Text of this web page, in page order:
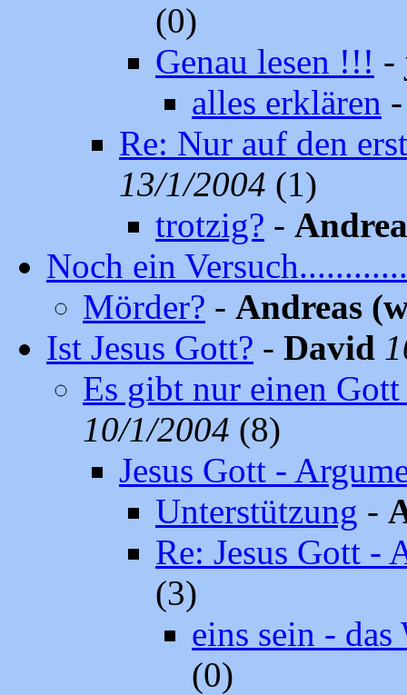
(0)
Genau lesen !!! -
alles erklären
Re: Nur auf den
13/1/2004 (1)
trotzig? -
Noch ein
Mörder? - Andreas
Ist Jesus Gott? - David
Es gibt nur einen Gott
10/1/2004 (8)
Jesus Gott -
Unterstützung -
Re: Jesus Gott -
(3)
eins sein - das
(0)